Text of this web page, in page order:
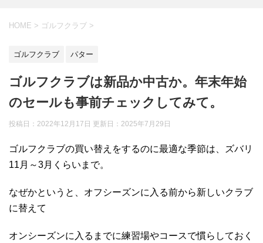
HOME > ゴルフクラブ >
ゴルフクラブ パター
ゴルフクラブは新品か中古か。年末年始
のセールも事前チェックしてみて。
投稿日：2022年12月17日 更新日： 2025年7月29日
ゴルフクラブの買い替えをするのに最適な季節は、ズバリ
11月～3月くらいまで。
なぜかというと、オフシーズンに入る前から新しいクラブ
に替えて
オンシーズンに入るまでに練習場やコースで慣らしておく